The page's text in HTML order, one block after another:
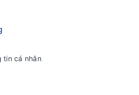
tin cá nhân